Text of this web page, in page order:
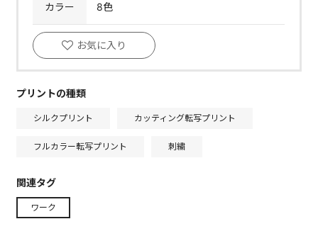
カラー 8色
お気に入り
プリントの種類
シルクプリント カッティング転写プリント
フルカラー転写プリント 刺繍
関連タグ
ワーク